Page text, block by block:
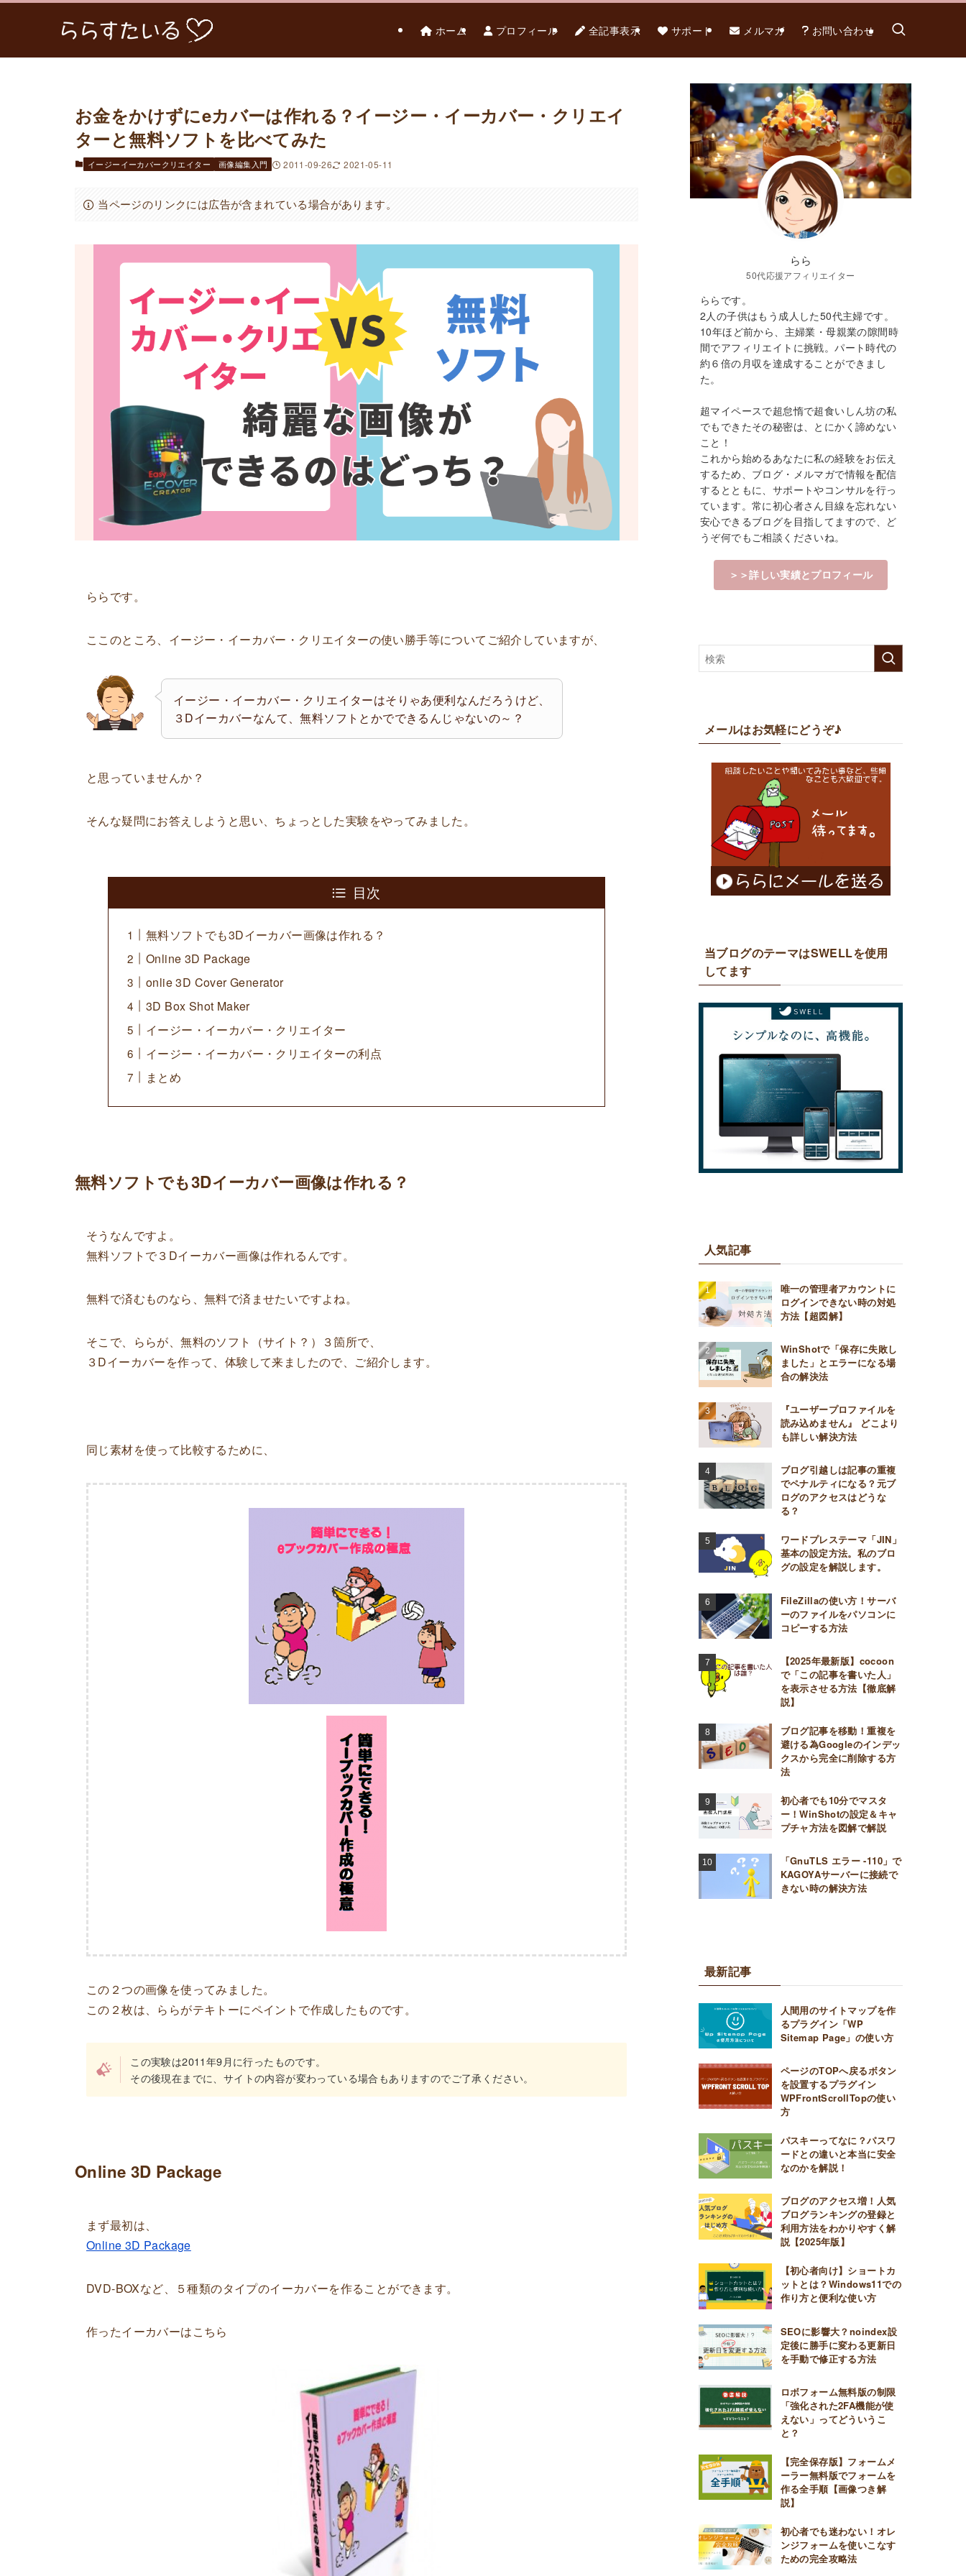
ホーム プロフィール 全記事表示 サポート メルマガ お問い合わせ
お金をかけずにeカバーは作れる？イージー・イーカバー・クリエイ
ターと無料ソフトを比べてみた
イージーイーカバークリエイター 画像編集入門 2011-09-26 2021-05-11
当ページのリンクには広告が含まれている場合があります。
ららです。
ここのところ、イージー・イーカバー・クリエイターの使い勝手等についてご紹介していますが、
イージー・イーカバー・クリエイターはそりゃあ便利なんだろうけど、
３Dイーカバーなんて、無料ソフトとかでできるんじゃないの～？
と思っていませんか？
そんな疑問にお答えしようと思い、ちょっとした実験をやってみました。
目次
無料ソフトでも3Dイーカバー画像は作れる？
Online 3D Package
onlie 3D Cover Generator
3D Box Shot Maker
イージー・イーカバー・クリエイター
イージー・イーカバー・クリエイターの利点
まとめ
無料ソフトでも3Dイーカバー画像は作れる？
そうなんですよ。
無料ソフトで３Dイーカバー画像は作れるんです。
無料で済むものなら、無料で済ませたいですよね。
そこで、ららが、無料のソフト（サイト？）３箇所で、
３Dイーカバーを作って、体験して来ましたので、ご紹介します。
同じ素材を使って比較するために、
この２つの画像を使ってみました。
この２枚は、ららがテキトーにペイントで作成したものです。
この実験は2011年9月に行ったものです。
その後現在までに、サイトの内容が変わっている場合もありますのでご了承ください。
Online 3D Package
まず最初は、
Online 3D Package
DVD-BOXなど、５種類のタイプのイーカバーを作ることができます。
作ったイーカバーはこちら
らら
50代応援アフィリエイター
ららです。
2人の子供はもう成人した50代主婦です。
10年ほど前から、主婦業・母親業の隙間時
間でアフィリエイトに挑戦。パート時代の
約６倍の月収を達成することができまし
た。
超マイペースで超怠惰で超食いしん坊の私
でもできたその秘密は、とにかく諦めない
こと！
これから始めるあなたに私の経験をお伝え
するため、ブログ・メルマガで情報を配信
するとともに、サポートやコンサルを行っ
ています。常に初心者さん目線を忘れない
安心できるブログを目指してますので、ど
うぞ何でもご相談くださいね。
＞＞詳しい実績とプロフィール
メールはお気軽にどうぞ♪
当ブログのテーマはSWELLを使用
してます
人気記事
唯一の管理者アカウントに
ログインできない時の対処
方法【超図解】
WinShotで「保存に失敗し
ました」とエラーになる場
合の解決法
『ユーザープロファイルを
読み込めません』 どこより
も詳しい解決方法
ブログ引越しは記事の重複
でペナルティになる？元ブ
ログのアクセスはどうな
る？
ワードプレステーマ「JIN」
基本の設定方法。私のブロ
グの設定を解説します。
FileZillaの使い方！サーバ
ーのファイルをパソコンに
コピーする方法
【2025年最新版】cocoon
で「この記事を書いた人」
を表示させる方法【徹底解
説】
ブログ記事を移動！重複を
避ける為Googleのインデッ
クスから完全に削除する方
法
初心者でも10分でマスタ
ー！WinShotの設定＆キャ
プチャ方法を図解で解説
「GnuTLS エラー -110」で
KAGOYAサーバーに接続で
きない時の解決方法
最新記事
人間用のサイトマップを作
るプラグイン「WP
Sitemap Page」の使い方
ページのTOPへ戻るボタン
を設置するプラグイン
WPFrontScrollTopの使い
方
パスキーってなに？パスワ
ードとの違いと本当に安全
なのかを解説！
ブログのアクセス増！人気
ブログランキングの登録と
利用方法をわかりやすく解
説【2025年版】
【初心者向け】ショートカ
ットとは？Windows11での
作り方と便利な使い方
SEOに影響大？noindex設
定後に勝手に変わる更新日
を手動で修正する方法
ロボフォーム無料版の制限
「強化された2FA機能が使
えない」ってどういうこ
と？
【完全保存版】フォームメ
ーラー無料版でフォームを
作る全手順【画像つき解
説】
初心者でも迷わない！オレ
ンジフォームを使いこなす
ための完全攻略法